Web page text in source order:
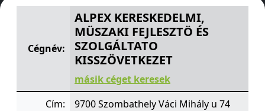
ALPEX KERESKEDELMI, MÜSZAKI FEJLESZTÖ ÉS
Cégnév:
ALPEX KERESKEDELMI,
MÜSZAKI FEJLESZTÖ ÉS
SZOLGÁLTATO
KISSZÖVETKEZET
másik céget keresek
Cím:
9700 Szombathely Váci Mihály u 74